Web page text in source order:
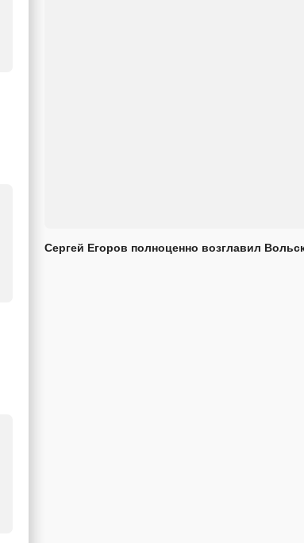
Сергей Егоров полноценно возглавил